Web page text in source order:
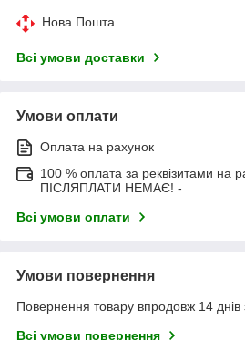
Нова Пошта
Всі умови доставки
Умови оплати
Оплата на рахунок
100 % оплата за реквізитами на
ПІСЛЯПЛАТИ НЕМАЄ! -
Всі умови оплати
Умови повернення
Повернення товару впродовж 14 днів
Всі умови повернення